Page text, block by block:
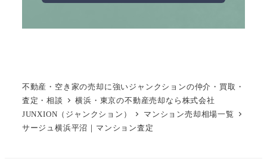
不動産・空き家の売却に強いジャンクションの仲介・買取・
査定・相談
横浜・東京の不動産売却なら株式会社
JUNXION（ジャンクション）
マンション売却相場一覧
サージュ横浜平沼｜マンション査定